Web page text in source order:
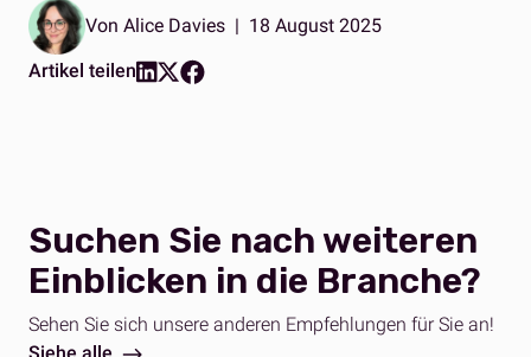
Von Alice Davies | 18 August 2025
Artikel teilen
Suchen Sie nach weiteren
Einblicken in die Branche?
Sehen Sie sich unsere anderen Empfehlungen für Sie an!